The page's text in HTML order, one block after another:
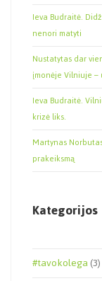
Ieva Budraitė.
nenori matyti
Nustatytas dar
įmonėje Vilniuje –
Ieva Budraitė.
krizė liks.
Martynas
prakeiksmą
Kategorijos
#tavokolega(3)